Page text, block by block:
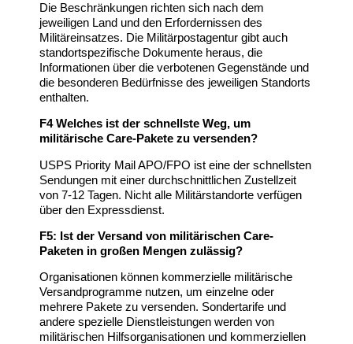
Die Beschränkungen richten sich nach dem
jeweiligen Land und den Erfordernissen des
Militäreinsatzes. Die Militärpostagentur gibt auch
standortspezifische Dokumente heraus, die
Informationen über die verbotenen Gegenstände und
die besonderen Bedürfnisse des jeweiligen Standorts
enthalten.
F4 Welches ist der schnellste Weg, um
militärische Care-Pakete zu versenden?
USPS Priority Mail APO/FPO ist eine der schnellsten
Sendungen mit einer durchschnittlichen Zustellzeit
von 7-12 Tagen. Nicht alle Militärstandorte verfügen
über den Expressdienst.
F5: Ist der Versand von militärischen Care-
Paketen in großen Mengen zulässig?
Organisationen können kommerzielle militärische
Versandprogramme nutzen, um einzelne oder
mehrere Pakete zu versenden. Sondertarife und
andere spezielle Dienstleistungen werden von
militärischen Hilfsorganisationen und kommerziellen